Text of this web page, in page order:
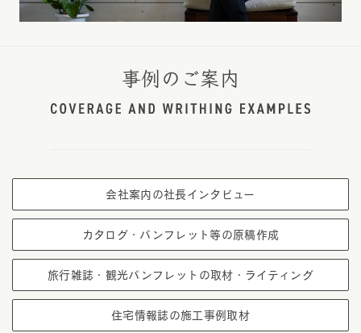
事例のご案内
会社案内の社長インタビュー
カタログ・パンフレット等の原稿作成
旅行雑誌・観光パンフレットの取材・ライティング
住宅情報誌の施工事例取材